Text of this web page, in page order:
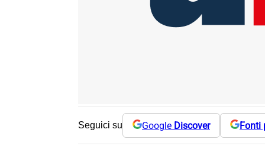
Seguici su Google Discover Fonti